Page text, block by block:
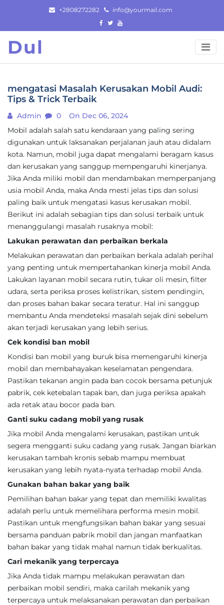
content
+2808272282 info@yourmail.com
Dul
mengatasi Masalah Kerusakan Mobil Audi:
Tips & Trick Terbaik
Admin 0
On Dec 06, 2024
Mobil adalah salah satu kendaraan yang paling sering
digunakan untuk laksanakan perjalanan jauh atau didalam
kota. Namun, mobil juga dapat mengalami beragam kasus
dan kerusakan yang sanggup mempengaruhi kinerjanya.
Jika Anda miliki mobil dan mendambakan memperpanjang
usia mobil Anda, maka Anda mesti jelas tips dan solusi
paling baik untuk mengatasi kasus kerusakan mobil.
Berikut ini adalah sebagian tips dan solusi terbaik untuk
menanggulangi masalah rusaknya mobil:
Lakukan perawatan dan perbaikan berkala
Melakukan perawatan dan perbaikan berkala adalah perihal
yang penting untuk mempertahankan kinerja mobil Anda.
Lakukan layanan mobil secara rutin, tukar oli mesin, filter
udara, serta periksa proses kelistrikan, sistem pendingin,
dan proses bahan bakar secara teratur. Hal ini sanggup
membantu Anda mendeteksi masalah sejak dini sebelum
akan terjadi kerusakan yang lebih serius.
Cek kondisi ban mobil
Kondisi ban mobil yang buruk bisa memengaruhi kinerja
mobil dan membahayakan keselamatan pengendara.
Pastikan tekanan angin pada ban cocok bersama petunjuk
pabrik, cek ketebalan tapak ban, dan juga periksa apakah
ada retak atau bocor pada ban.
Ganti suku cadang mobil yang rusak
Jika mobil Anda mengalami kerusakan, pastikan untuk
segera mengganti suku cadang yang rusak. Jangan biarkan
kerusakan tambah kronis sebab mampu membuat
kerusakan yang lebih nyata-nyata terhadap mobil Anda.
Gunakan bahan bakar yang baik
Pemilihan bahan bakar yang tepat dan memiliki kwalitas
adalah perlu untuk memelihara performa mesin mobil.
Pastikan untuk mengfungsikan bahan bakar yang sesuai
bersama panduan pabrik mobil dan jangan manfaatkan
bahan bakar yang tidak mahal namun tidak berkualitas.
Cari mekanik yang terpercaya
Jika Anda tidak mampu melakukan perawatan dan
perbaikan mobil sendiri, maka carilah mekanik yang
terpercaya untuk melaksanakan perawatan dan perbaikan